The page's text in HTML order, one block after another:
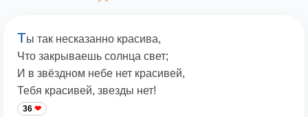
Ты так несказанно красива,
Что закрываешь солнца свет;
И в звёздном небе нет красивей,
Тебя красивей, звезды нет!
36